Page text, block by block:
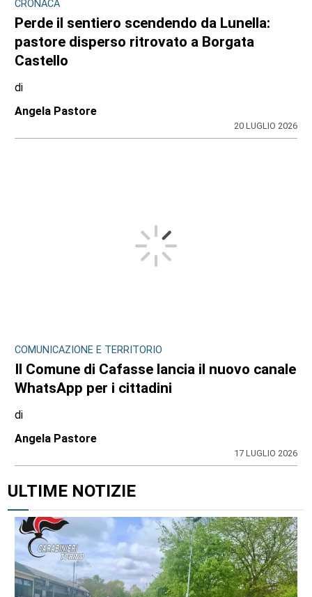
CRONACA
Perde il sentiero scendendo da Lunella:
pastore disperso ritrovato a Borgata
Castello
di
Angela Pastore
20 LUGLIO 2026
COMUNICAZIONE E TERRITORIO
Il Comune di Cafasse lancia il nuovo canale
WhatsApp per i cittadini
di
Angela Pastore
17 LUGLIO 2026
ULTIME NOTIZIE